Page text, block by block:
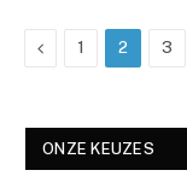
Previous
1 2 3
ONZE KEUZES